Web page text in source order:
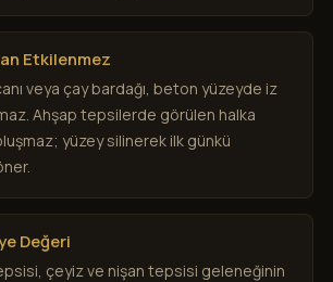
Etkilenmez
veya çay bardağı, beton yüzeyde iz
Ahşap tepsilerde görülen halka
yüzey silinerek ilk günkü
Değeri
çeyiz ve nişan tepsisi geleneğinin